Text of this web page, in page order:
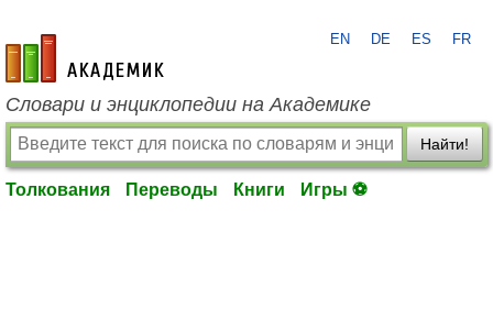
academic.ru
EN DE ES FR
Словари и энциклопедии на Академике
Найти!
Толкования Переводы Книги Игры ⚽